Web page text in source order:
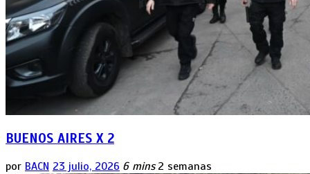
BUENOS AIRES X 2
por BACN 23 julio, 2026 6 mins 2 semanas